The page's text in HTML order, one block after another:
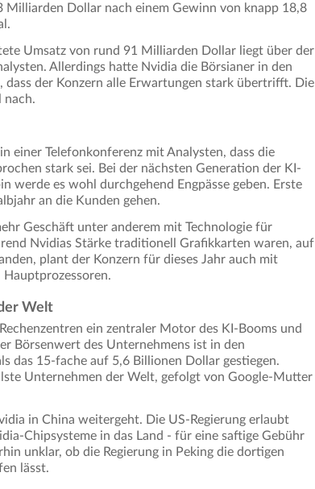
Dollar nach einem Gewinn von knapp 18,8
Umsatz von rund 91 Milliarden Dollar liegt über der
Allerdings hatte Nvidia die Börsianer in den
dass der Konzern alle Erwartungen stark übertrifft. Die
nach.
einer Telefonkonferenz mit Analysten, dass die
stark sei. Bei der nächsten Generation der KI-
werde es wohl durchgehend Engpässe geben. Erste
an die Kunden gehen.
Geschäft unter anderem mit Technologie für
Nvidias Stärke traditionell Grafikkarten waren, auf
plant der Konzern für dieses Jahr auch mit
Welt
ein zentraler Motor des KI-Booms und
Börsenwert des Unternehmens ist in den
das 15-fache auf 5,6 Billionen Dollar gestiegen.
Unternehmen der Welt, gefolgt von Google-Mutter
in China weitergeht. Die US-Regierung erlaubt
Chipsysteme in das Land - für eine saftige Gebühr
unklar, ob die Regierung in Peking die dortigen
lässt.